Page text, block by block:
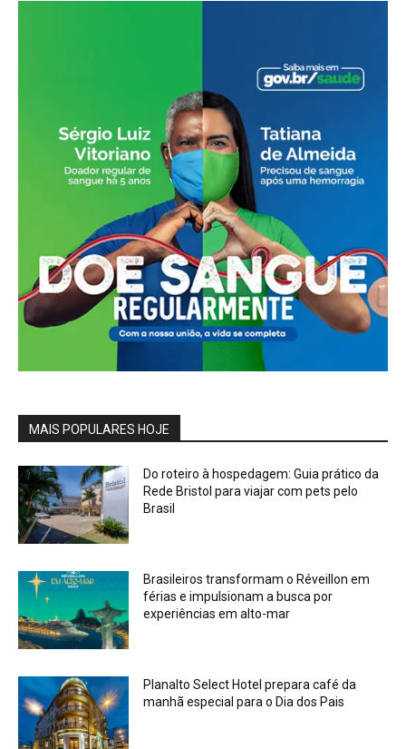
MAIS POPULARES HOJE
Do roteiro à hospedagem: Guia prático da
Rede Bristol para viajar com pets pelo
Brasil
Brasileiros transformam o Réveillon em
férias e impulsionam a busca por
experiências em alto-mar
Planalto Select Hotel prepara café da
manhã especial para o Dia dos Pais